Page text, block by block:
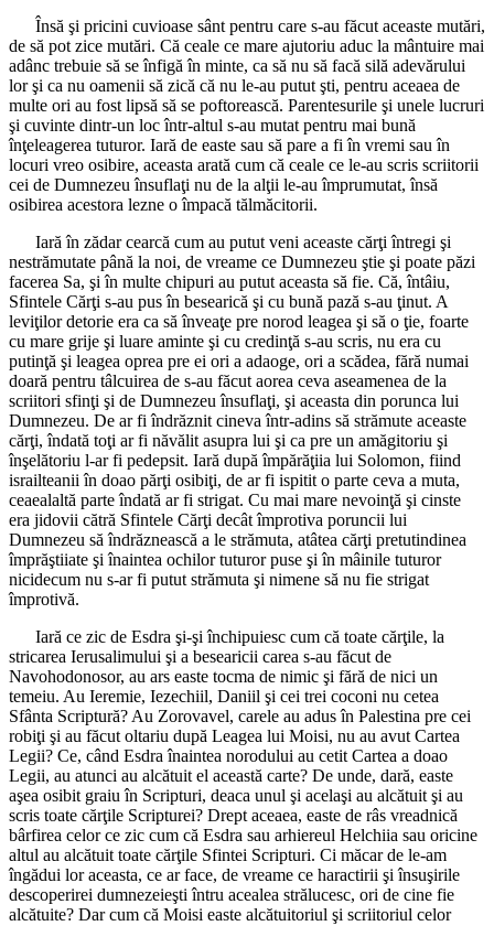
Însă şi pricini cuvioase sânt pentru care s-au făcut aceaste mutări,
de să pot zice mutări. Că ceale ce mare ajutoriu aduc la mântuire mai
adânc trebuie să se înfigă în minte, ca să nu să facă silă adevărului
lor şi ca nu oamenii să zică că nu le-au putut şti, pentru aceaea de
multe ori au fost lipsă să se poftorească. Parentesurile şi unele lucruri
şi cuvinte dintr-un loc într-altul s-au mutat pentru mai bună
înţeleagerea tuturor. Iară de easte sau să pare a fi în vremi sau în
locuri vreo osibire, aceasta arată cum că ceale ce le-au scris scriitorii
cei de Dumnezeu însuflaţi nu de la alţii le-au împrumutat, însă
osibirea acestora lezne o împacă tălmăcitorii.
Iară în zădar cearcă cum au putut veni aceaste cărţi întregi şi
nestrămutate până la noi, de vreame ce Dumnezeu ştie şi poate păzi
facerea Sa, şi în multe chipuri au putut aceasta să fie. Că, întâiu,
Sfintele Cărţi s-au pus în besearică şi cu bună pază s-au ţinut. A
leviţilor detorie era ca să înveaţe pre norod leagea şi să o ţie, foarte
cu mare grije şi luare aminte şi cu credinţă s-au scris, nu era cu
putinţă şi leagea oprea pre ei ori a adaoge, ori a scădea, fără numai
doară pentru tâlcuirea de s-au făcut aorea ceva aseamenea de la
scriitori sfinţi şi de Dumnezeu însuflaţi, şi aceasta din porunca lui
Dumnezeu. De ar fi îndrăznit cineva într-adins să strămute aceaste
cărţi, îndată toţi ar fi năvălit asupra lui şi ca pre un amăgitoriu şi
înşelătoriu l-ar fi pedepsit. Iară după împărăţiia lui Solomon, fiind
israilteanii în doao părţi osibiţi, de ar fi ispitit o parte ceva a muta,
ceaealaltă parte îndată ar fi strigat. Cu mai mare nevoinţă şi cinste
era jidovii cătră Sfintele Cărţi decât împrotiva poruncii lui
Dumnezeu să îndrăznească a le strămuta, atâtea cărţi pretutindinea
împrăştiiate şi înaintea ochilor tuturor puse şi în mâinile tuturor
nicidecum nu s-ar fi putut strămuta şi nimene să nu fie strigat
împrotivă.
Iară ce zic de Esdra şi-şi închipuiesc cum că toate cărţile, la
stricarea Ierusalimului şi a besearicii carea s-au făcut de
Navohodonosor, au ars easte tocma de nimic şi fără de nici un
temeiu. Au Ieremie, Iezechiil, Daniil şi cei trei coconi nu cetea
Sfânta Scriptură? Au Zorovavel, carele au adus în Palestina pre cei
robiţi şi au făcut oltariu după Leagea lui Moisi, nu au avut Cartea
Legii? Ce, când Esdra înaintea norodului au cetit Cartea a doao
Legii, au atunci au alcătuit el această carte? De unde, dară, easte
aşea osibit graiu în Scripturi, deaca unul şi acelaşi au alcătuit şi au
scris toate cărţile Scripturei? Drept aceaea, easte de râs vreadnică
bârfirea celor ce zic cum că Esdra sau arhiereul Helchiia sau oricine
altul au alcătuit toate cărţile Sfintei Scripturi. Ci măcar de le-am
îngădui lor aceasta, ce ar face, de vreame ce haractirii şi însuşirile
descoperirei dumnezeieşti întru acealea strălucesc, ori de cine fie
alcătuite? Dar cum că Moisi easte alcătuitoriul şi scriitoriul celor